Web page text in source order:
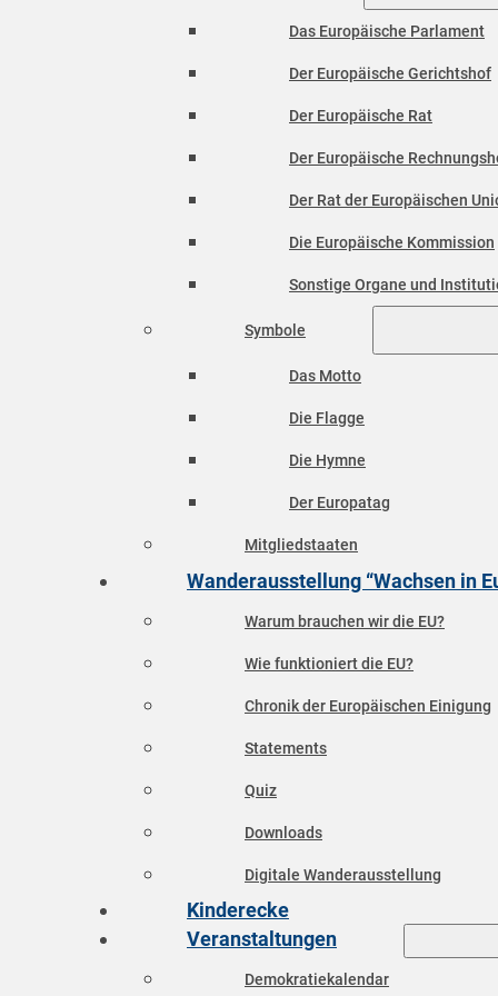
Das Europäische Parlament
Der Europäische Gerichtshof
Der Europäische Rat
Der Europäische
Der Rat der Europäischen
Die Europäische Kommission
Sonstige Organe und
Symbole
Das Motto
Die Flagge
Die Hymne
Der Europatag
Mitgliedstaaten
Wanderausstellung “Wachsen in
Warum brauchen wir die EU?
Wie funktioniert die EU?
Chronik der Europäischen Einigung
Statements
Quiz
Downloads
Digitale Wanderausstellung
Kinderecke
Veranstaltungen
Demokratiekalendar